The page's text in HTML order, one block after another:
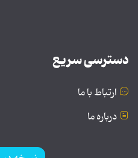
دسترسی سریع
ارتباط با ما
درباره ما